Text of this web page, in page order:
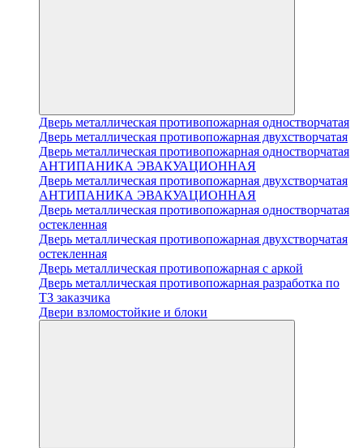
Дверь металлическая противопожарная одностворчатая
Дверь металлическая противопожарная двухстворчатая
Дверь металлическая противопожарная одностворчатая
АНТИПАНИКА ЭВАКУАЦИОННАЯ
Дверь металлическая противопожарная двухстворчатая
АНТИПАНИКА ЭВАКУАЦИОННАЯ
Дверь металлическая противопожарная одностворчатая
остекленная
Дверь металлическая противопожарная двухстворчатая
остекленная
Дверь металлическая противопожарная с аркой
Дверь металлическая противопожарная разработка по
ТЗ заказчика
Двери взломостойкие и блоки